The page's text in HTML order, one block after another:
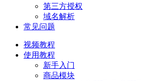
第三方授权
域名解析
常见问题
视频教程
使用教程
新手入门
商品模块